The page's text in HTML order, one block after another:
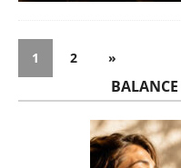
1 2 »